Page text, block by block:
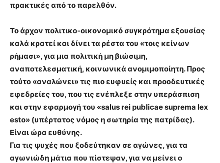
πρακτικές από το παρελθόν.
Το άρχον πολιτικο-οικονομικό συγκρότημα εξουσίας
καλά κρατεί και δίνει τα ρέστα του «τοις κείνων
ρήμασι», για μια πολιτική μη βιώσιμη,
αναποτελεσματική, κοινωνικά ανομιμοποίητη. Προς
τούτο «αναλώνει» τις πιο ευφυείς και προοδευτικές
εφεδρείες του, που τις ενέπλεξε στην υπεράσπιση
και στην εφαρμογή του «salus rei publicae suprema lex
esto» (υπέρτατος νόμος η σωτηρία της πατρίδας).
Είναι ώρα ευθύνης.
Για τις ψυχές που ξοδεύτηκαν σε αγώνες, για τα
αγωνιώδη μάτια που πίστεψαν, για να μείνει ο